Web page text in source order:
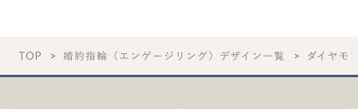
TOP 婚約指輪（エンゲージリング）デザイン一覧 ダイヤモ